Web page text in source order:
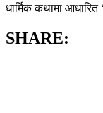
धार्मिक कथामा
SHARE: